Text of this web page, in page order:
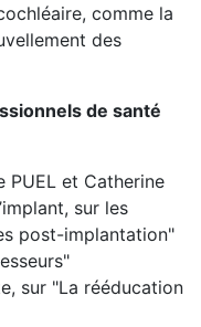
comme la
des
de santé
PUEL et Catherine
sur les
post-implantation"
sur "La rééducation